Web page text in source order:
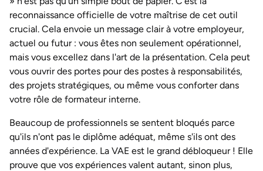
reconnaissance officielle de votre maîtrise de cet outil
crucial. Cela envoie un message clair à votre employeur,
actuel ou futur : vous êtes non seulement opérationnel,
mais vous excellez dans l'art de la présentation. Cela peut
vous ouvrir des portes pour des postes à responsabilités,
des projets stratégiques, ou même vous conforter dans
votre rôle de formateur interne.
Beaucoup de professionnels se sentent bloqués parce
qu'ils n'ont pas le diplôme adéquat, même s'ils ont des
années d'expérience. La VAE est le grand débloqueur ! Elle
prouve que vos expériences valent autant, sinon plus,